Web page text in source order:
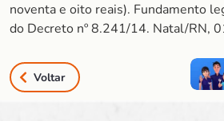
noventa e oito reais). Fundamento
do Decreto nº 8.241/14. Natal/RN,
Voltar